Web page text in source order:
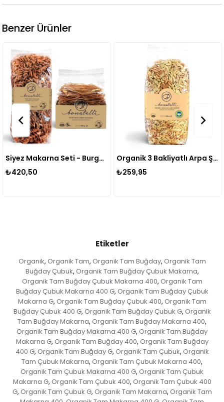
Benzer Ürünler
Siyez Makarna Seti - Burgu 350 G & İnce Çubuk Makarna 400 G
Organik 3 Bakliyatlı Arpa Şehriye 500 G
₺259,95
Etiketler
Organik, Organik Tam, Organik Tam Buğday, Organik Tam
Buğday Çubuk, Organik Tam Buğday Çubuk Makarna,
Organik Tam Buğday Çubuk Makarna 400, Organik Tam
Buğday Çubuk Makarna 400 G, Organik Tam Buğday Çubuk
Makarna G, Organik Tam Buğday Çubuk 400, Organik Tam
Buğday Çubuk 400 G, Organik Tam Buğday Çubuk G, Organik
Tam Buğday Makarna, Organik Tam Buğday Makarna 400,
Organik Tam Buğday Makarna 400 G, Organik Tam Buğday
Makarna G, Organik Tam Buğday 400, Organik Tam Buğday
400 G, Organik Tam Buğday G, Organik Tam Çubuk, Organik
Tam Çubuk Makarna, Organik Tam Çubuk Makarna 400,
Organik Tam Çubuk Makarna 400 G, Organik Tam Çubuk
Makarna G, Organik Tam Çubuk 400, Organik Tam Çubuk 400
G, Organik Tam Çubuk G, Organik Tam Makarna, Organik Tam